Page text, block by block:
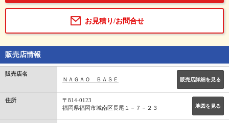
お見積り/お問合せ
販売店情報
販売店名
ＮＡＧＡＯ ＢＡＳＥ
販売店詳細を見る
住所
地図を見る
〒814-0123
福岡県福岡市城南区長尾１－７－２３